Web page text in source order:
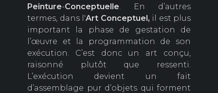
Peinture-Conceptuelle. En d’autres
termes, dans l'Art Conceptuel, il est plus
important la phase de gestation de
l’œuvre et la programmation de son
exécution. C’est donc un art conçu,
raisonné plutôt que ressenti.
L’exécution devient un fait
d’assemblage pur d’objets qui forment